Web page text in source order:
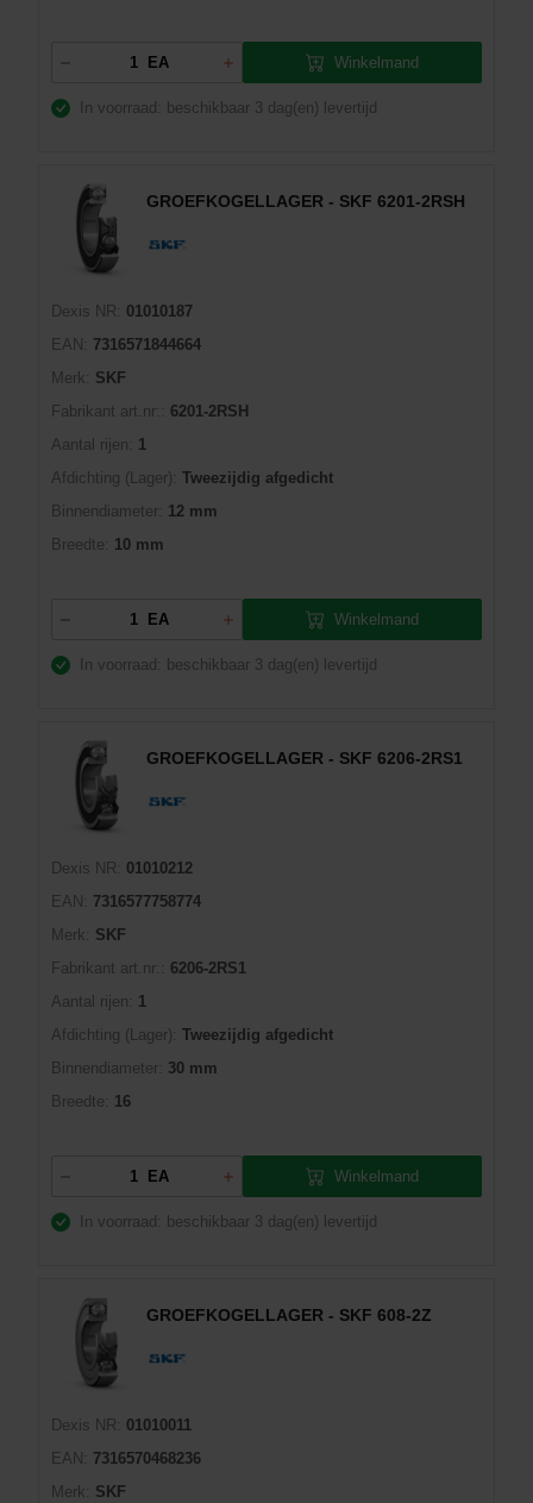
EA Winkelmand
In voorraad: beschikbaar 3 dag(en) levertijd
GROEFKOGELLAGER - SKF 6201-2RSH
Dexis NR:
01010187
EAN:
7316571844664
Merk:
SKF
Fabrikant art.nr::
6201-2RSH
Aantal rijen:
1
Afdichting (Lager): Tweezijdig afgedicht
Binnendiameter: 12 mm
Breedte:
10 mm
EA Winkelmand
In voorraad: beschikbaar 3 dag(en) levertijd
GROEFKOGELLAGER - SKF 6206-2RS1
Dexis NR:
01010212
EAN:
7316577758774
Merk:
SKF
Fabrikant art.nr::
6206-2RS1
Aantal rijen:
1
Afdichting (Lager): Tweezijdig afgedicht
Binnendiameter: 30 mm
Breedte:
16
EA Winkelmand
In voorraad: beschikbaar 3 dag(en) levertijd
GROEFKOGELLAGER - SKF 608-2Z
Dexis NR:
01010011
EAN:
7316570468236
Merk:
SKF